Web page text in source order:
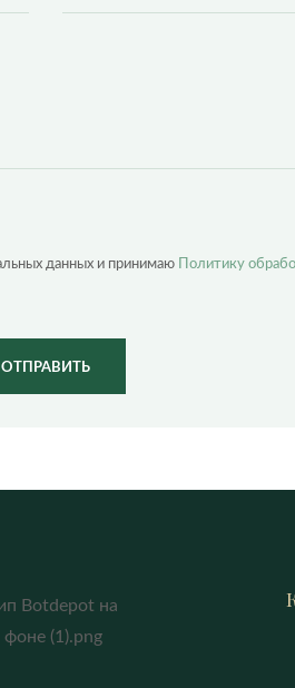
данных и принимаю
Политику
ОТПРАВИТЬ